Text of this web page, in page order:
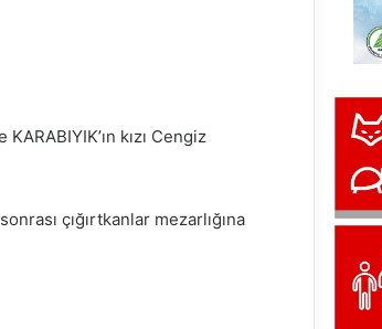
kızı Cengiz
çığırtkanlar mezarlığına